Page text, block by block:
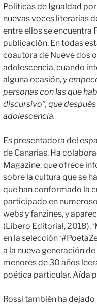
Políticas de Igualdad
nuevas voces literarias
entre ellos se encuentra
publicación. En todas
coautora de Nueve dos
adolescencia, cuando
alguna ocasión, y
personas con las que
discursivo”, que
adolescencia.
Es presentadora del
de Canarias. Ha
Magazine, que ofrece
sobre la cultura que se
que han conformado la
participado en
webs y fanzines, y
(Libero Editorial, 2018),
en la selección
a la nueva generación
menores de 30 años
poética particular. Aída
Rossi también ha